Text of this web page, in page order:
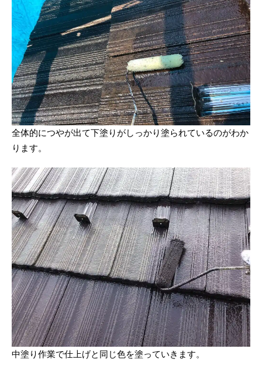
全体的につやが出て下塗りがしっかり塗られているのがわか
ります。
中塗り作業で仕上げと同じ色を塗っていきます。